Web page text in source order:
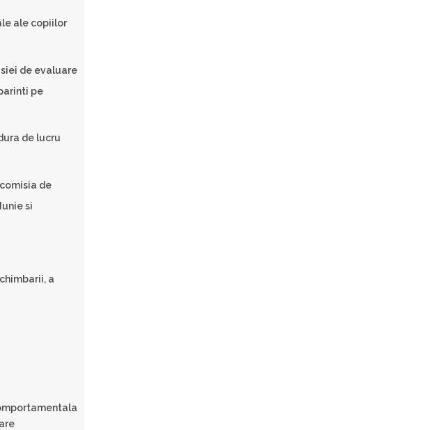
ale copiilor
de evaluare
pe
de lucru
de
si
a